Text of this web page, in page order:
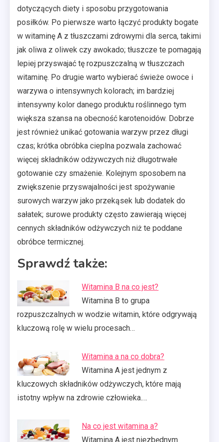
dotyczących diety i sposobu przygotowania
posiłków. Po pierwsze warto łączyć produkty bogate
w witaminę A z tłuszczami zdrowymi dla serca, takimi
jak oliwa z oliwek czy awokado; tłuszcze te pomagają
lepiej przyswajać tę rozpuszczalną w tłuszczach
witaminę. Po drugie warto wybierać świeże owoce i
warzywa o intensywnych kolorach; im bardziej
intensywny kolor danego produktu roślinnego tym
większa szansa na obecność karotenoidów. Dobrze
jest również unikać gotowania warzyw przez długi
czas; krótka obróbka cieplna pozwala zachować
więcej składników odżywczych niż długotrwałe
gotowanie czy smażenie. Kolejnym sposobem na
zwiększenie przyswajalności jest spożywanie
surowych warzyw jako przekąsek lub dodatek do
sałatek; surowe produkty często zawierają więcej
cennych składników odżywczych niż te poddane
obróbce termicznej.
Sprawdź także:
Witamina B na co jest?
Witamina B to grupa
rozpuszczalnych w wodzie witamin, które odgrywają
kluczową rolę w wielu procesach…
Witamina a na co dobra?
Witamina A jest jednym z
kluczowych składników odżywczych, które mają
istotny wpływ na zdrowie człowieka.…
Na co jest witamina a?
Witamina A jest niezbędnym